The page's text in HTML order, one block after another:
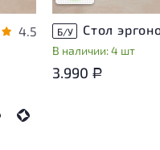
4.5 Б/У
В наличии: 4 шт
3.990 Р